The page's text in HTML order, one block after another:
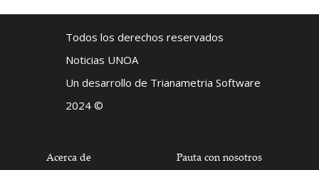
Todos los derechos reservados
Noticias UNOA
Un desarrollo de Trianametria Software
2024 ©
Acerca de
Pauta con nosotros